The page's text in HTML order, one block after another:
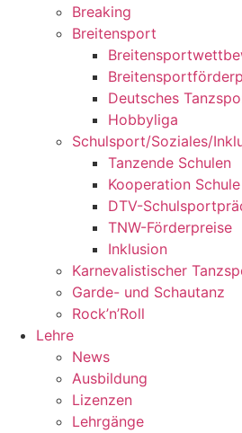
Breaking
Breitensport
Deutsches
Hobbyliga
Schulsport/Soziales/
Tanzende Schulen
Kooperation
DTV-
TNW-Förderpreise
Inklusion
Karnevalistischer
Garde- und Schautanz
Rock’n’Roll
Lehre
News
Ausbildung
Lizenzen
Lehrgänge